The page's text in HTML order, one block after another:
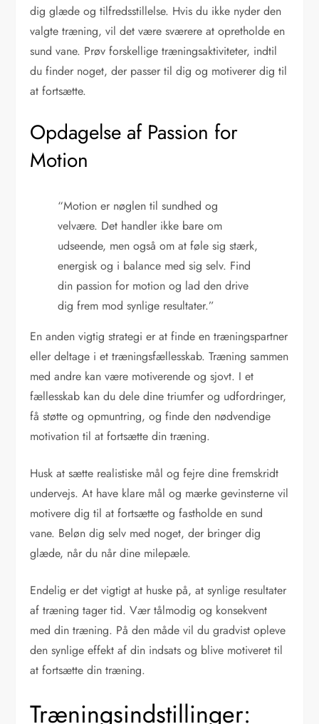
dig glæde og tilfredsstillelse. Hvis du ikke nyder den
valgte træning, vil det være sværere at opretholde en
sund vane. Prøv forskellige træningsaktiviteter, indtil
du finder noget, der passer til dig og motiverer dig til
at fortsætte.
Opdagelse af Passion for
Motion
“Motion er nøglen til sundhed og
velvære. Det handler ikke bare om
udseende, men også om at føle sig stærk,
energisk og i balance med sig selv. Find
din passion for motion og lad den drive
dig frem mod synlige resultater.”
En anden vigtig strategi er at finde en træningspartner
eller deltage i et træningsfællesskab. Træning sammen
med andre kan være motiverende og sjovt. I et
fællesskab kan du dele dine triumfer og udfordringer,
få støtte og opmuntring, og finde den nødvendige
motivation til at fortsætte din træning.
Husk at sætte realistiske mål og fejre dine fremskridt
undervejs. At have klare mål og mærke gevinsterne vil
motivere dig til at fortsætte og fastholde en sund
vane. Beløn dig selv med noget, der bringer dig
glæde, når du når dine milepæle.
Endelig er det vigtigt at huske på, at synlige resultater
af træning tager tid. Vær tålmodig og konsekvent
med din træning. På den måde vil du gradvist opleve
den synlige effekt af din indsats og blive motiveret til
at fortsætte din træning.
Træningsindstillinger: